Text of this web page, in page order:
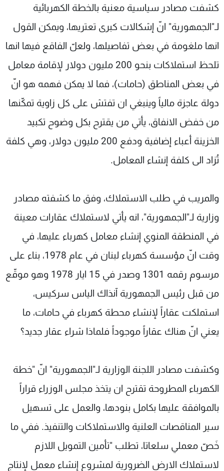
كشفت مصادر سياسية معنية بالخطة الكهربائية
لـ"الجمهورية" انّ إشكالات كبرى تعتريها، ويمكن القول
انها ملغومة في بعض تفاصيلها، ولعلّ الفاقع فيها انها
تلحظ استملاكات بنحو 200 مليون دولار لإقامة معامل
في بعض المناطق (حامات)، فما لا يمكن فهمه هو انّ
دولة عاجزة مالياً وينبغي ان تفتش على كل زاوية تمكّنها
من خفض الانفاق، يأتي من يقترح بكل وضوح تكبيد
الخزينة أعباء إضافية ودفع 200 مليون دولار، وهي كلفة
تُزاد الى كلفة إنشاء المعامل.
والمريب في طلب الاستملاك، وفق ما كشفته مصادر
وزارية لـ"الجمهورية"، انه يأتي لاستملاك عقارات معينة
في المنطقة المنوي إنشاء معامل كهرباء عليها، في
وقت انّ مؤسسة كهرباء لبنان في عام 1978، بناء على
مرسوم رقمه 1301 وصدر في 15 ايار 1978 وهو موقّع
من قبل رئيس الجمهورية آنذاك الياس سركيس،
استملكت عقاراً لإنشاء محطة كهرباء في حامات، ما
يعني انّ هناك عقاراً موجوداً فلماذا شراء عقار جديد؟
وكشفت مصادر اللجنة الوزارية لـ"الجمهورية" انّ "خطة
الكهرباء المطروحة تقترح ان يتخذ مجلس الوزراء قراراً
بالموافقة عليها بكامل بنودها، والعمل على تسهيل
سير المناقصات العلنية والاستملاكات والتنفيذ. ففي ما
خَصّ معملي سلعاتا، تطلب "تأمين التمويل اللازم
لاستملاك الارض الضرورية لمشروع إنشاء معمل لإنتاج
شاهد البرامج
الترددات
الإنـتـاج
تواصل معنا
شروط الإسـتخدام
سياسة الخصوصية